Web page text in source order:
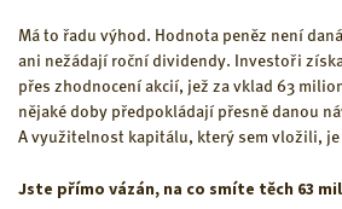
Má to řadu výhod. Hodnota peněz není
ani nežádají roční dividendy. Investoři
přes zhodnocení akcií, jež za vklad 63
nějaké doby předpokládají přesně danou
A využitelnost kapitálu, který sem vložili, je
Jste přímo vázán, na co smíte těch 63